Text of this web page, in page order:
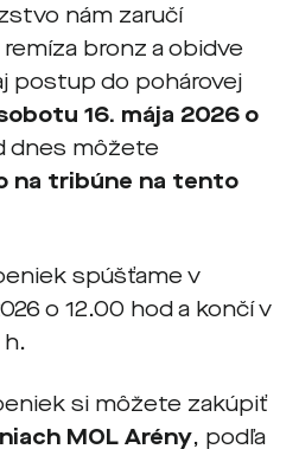
nám zaručí
bronz a obidve
postup do pohárovej
16. mája 2026 o
dnes môžete
na tribúne na tento
spúšťame v
o 12.00 hod a končí v
h.
si môžete zakúpiť
MOL Arény, podľa